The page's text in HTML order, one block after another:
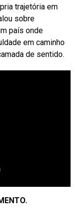
trajetória em
sobre
país onde
em caminho
de sentido.